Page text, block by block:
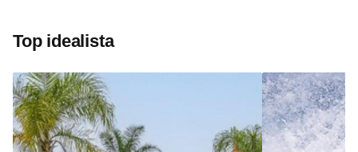
Top idealista